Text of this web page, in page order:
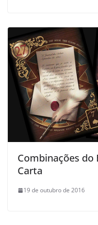
Combinações do
Carta
19 de outubro de 2016